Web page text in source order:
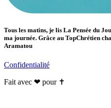
Tous les matins, je lis La Pensée du
ma journée. Grâce au TopChrétien
Aramatou
Confidentialité
Fait avec ❤ pour ✝️️